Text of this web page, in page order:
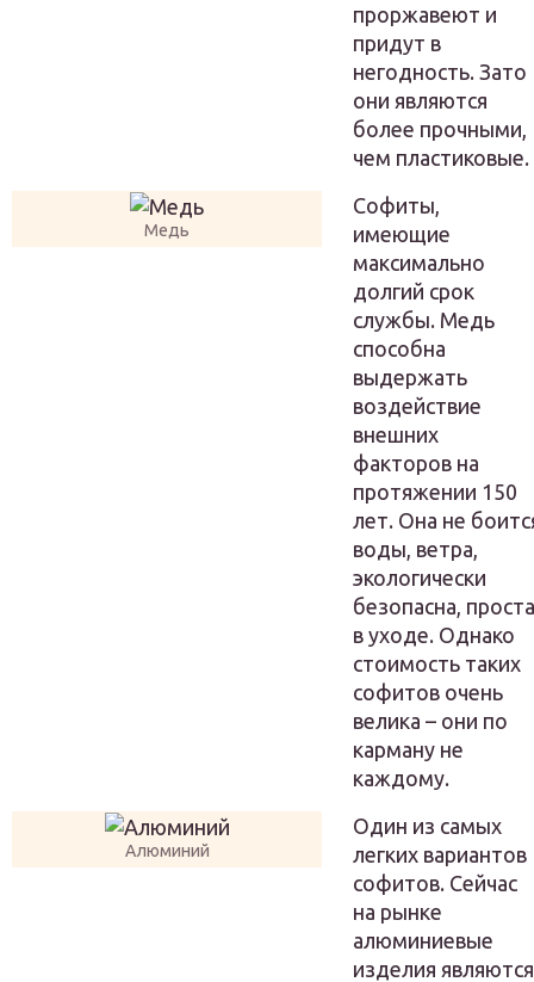
проржавеют и
придут в
негодность. Зато
они являются
более прочными,
чем пластиковые.
Медь
Софиты,
имеющие
максимально
долгий срок
службы. Медь
способна
выдержать
воздействие
внешних
факторов на
протяжении 150
лет. Она не
воды, ветра,
экологически
безопасна,
в уходе. Однако
стоимость таких
софитов очень
велика – они по
карману не
каждому.
Алюминий
Один из самых
легких вариантов
софитов. Сейчас
на рынке
алюминиевые
изделия являются